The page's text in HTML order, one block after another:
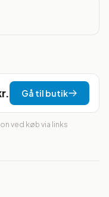
Gå til butik
ved køb via links